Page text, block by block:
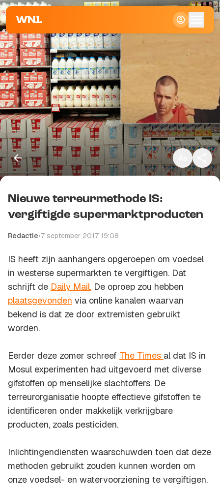
Klein
Standaard
Groot
Kopieer link
Nieuwe terreurmethode IS:
vergiftigde supermarktproducten
Redactie•7 september 2017 19:08
IS heeft zijn aanhangers opgeroepen om voedsel
in westerse supermarkten te vergiftigen. Dat
schrijft de Daily Mail. De oproep zou hebben
plaatsgevonden via online kanalen waarvan
bekend is dat ze door extremisten gebruikt
worden.
Eerder deze zomer schreef The Times al dat IS in
Mosul experimenten had uitgevoerd met diverse
gifstoffen op menselijke slachtoffers. De
terreurorganisatie hoopte effectieve gifstoffen te
identificeren onder makkelijk verkrijgbare
producten, zoals pesticiden.
Inlichtingendiensten waarschuwden toen dat deze
methoden gebruikt zouden kunnen worden om
onze voedsel- en watervoorziening te vergiftigen.